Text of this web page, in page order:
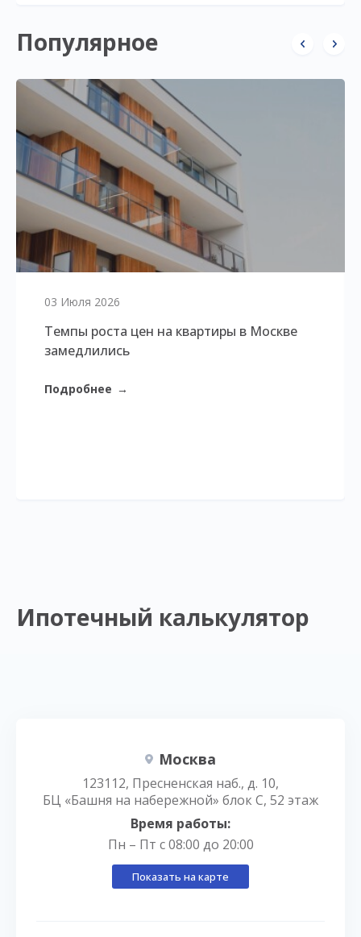
Популярное
03 Июля 2026
Темпы роста цен на квартиры в Москве
замедлились
Подробнее →
Ипотечный калькулятор
Москва
123112, Пресненская наб., д. 10,
БЦ «Башня на набережной» блок С, 52 этаж
Время работы:
Пн – Пт с 08:00 до 20:00
Показать на карте